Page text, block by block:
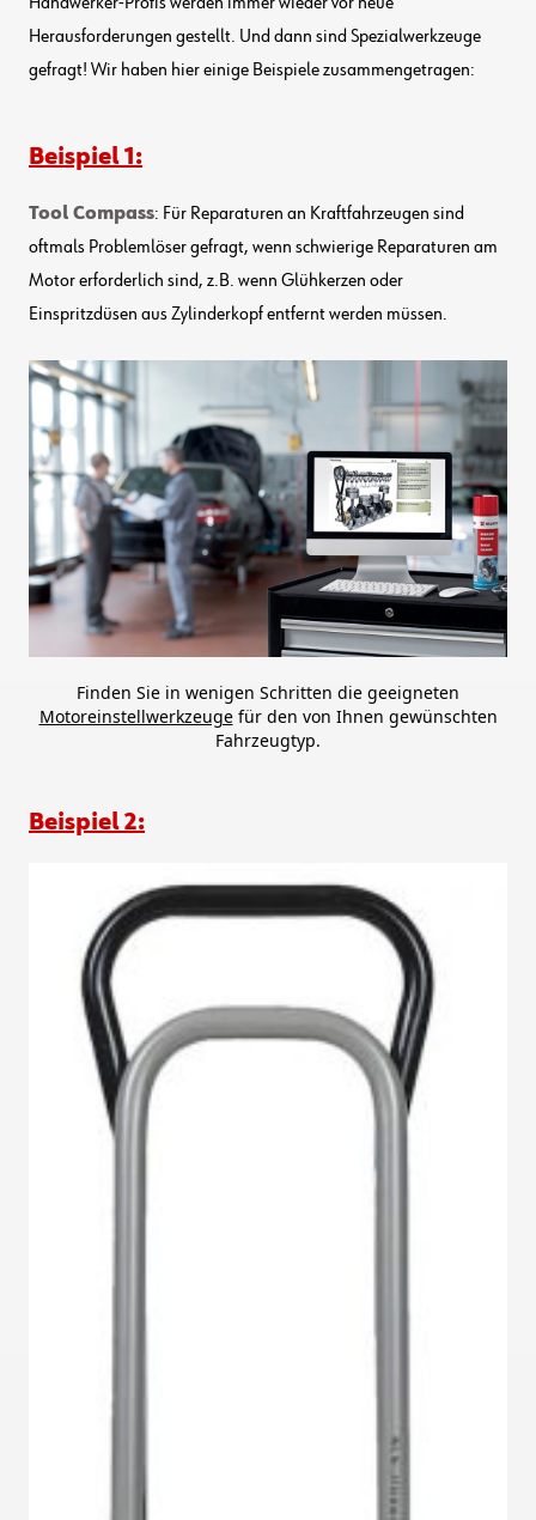
Herausforderungen gestellt. Und dann sind Spezialwerkzeuge
gefragt! Wir haben hier einige Beispiele zusammengetragen:
Beispiel 1:
Tool Compass: Für Reparaturen an Kraftfahrzeugen sind
oftmals Problemlöser gefragt, wenn schwierige Reparaturen am
Motor erforderlich sind, z.B. wenn Glühkerzen oder
Einspritzdüsen aus Zylinderkopf entfernt werden müssen.
Finden Sie in wenigen Schritten die geeigneten
Motoreinstellwerkzeugefür den von Ihnen gewünschten
Fahrzeugtyp.
Beispiel 2: